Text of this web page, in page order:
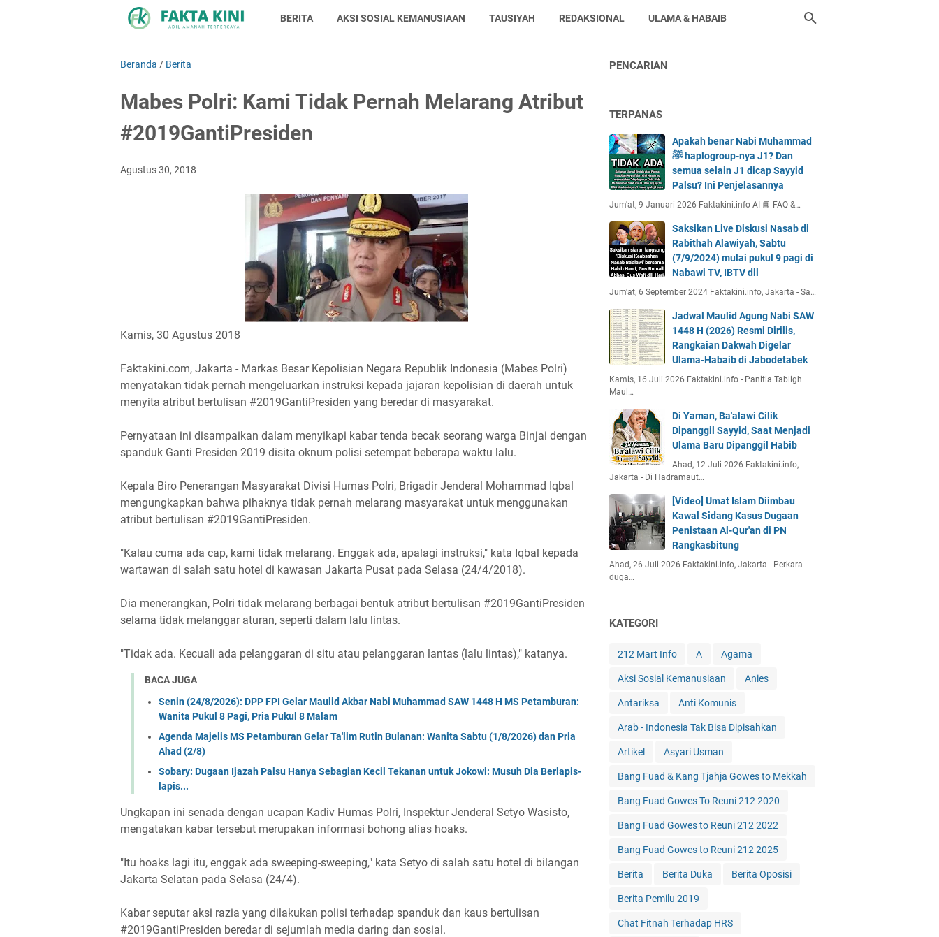
BERITA AKSI SOSIAL KEMANUSIAAN TAUSIYAH REDAKSIONAL ULAMA & HABAIB
Beranda / Berita
Mabes Polri: Kami Tidak Pernah Melarang Atribut
#2019GantiPresiden
Agustus 30, 2018
Kamis, 30 Agustus 2018
Faktakini.com, Jakarta - Markas Besar Kepolisian Negara Republik Indonesia (Mabes Polri)
menyatakan tidak pernah mengeluarkan instruksi kepada jajaran kepolisian di daerah untuk
menyita atribut bertulisan #2019GantiPresiden yang beredar di masyarakat.
Pernyataan ini disampaikan dalam menyikapi kabar tenda becak seorang warga Binjai dengan
spanduk Ganti Presiden 2019 disita oknum polisi setempat beberapa waktu lalu.
Kepala Biro Penerangan Masyarakat Divisi Humas Polri, Brigadir Jenderal Mohammad Iqbal
mengungkapkan bahwa pihaknya tidak pernah melarang masyarakat untuk menggunakan
atribut bertulisan #2019GantiPresiden.
"Kalau cuma ada cap, kami tidak melarang. Enggak ada, apalagi instruksi," kata Iqbal kepada
wartawan di salah satu hotel di kawasan Jakarta Pusat pada Selasa (24/4/2018).
Dia menerangkan, Polri tidak melarang berbagai bentuk atribut bertulisan #2019GantiPresiden
selama tidak melanggar aturan, seperti dalam lalu lintas.
"Tidak ada. Kecuali ada pelanggaran di situ atau pelanggaran lantas (lalu lintas)," katanya.
BACA JUGA
Senin (24/8/2026): DPP FPI Gelar Maulid Akbar Nabi Muhammad SAW 1448 H MS Petamburan:
Wanita Pukul 8 Pagi, Pria Pukul 8 Malam
Agenda Majelis MS Petamburan Gelar Ta'lim Rutin Bulanan: Wanita Sabtu (1/8/2026) dan Pria
Ahad (2/8)
Sobary: Dugaan Ijazah Palsu Hanya Sebagian Kecil Tekanan untuk Jokowi: Musuh Dia Berlapis-
lapis...
Ungkapan ini senada dengan ucapan Kadiv Humas Polri, Inspektur Jenderal Setyo Wasisto,
mengatakan kabar tersebut merupakan informasi bohong alias hoaks.
"Itu hoaks lagi itu, enggak ada sweeping-sweeping," kata Setyo di salah satu hotel di bilangan
Jakarta Selatan pada Selasa (24/4).
Kabar seputar aksi razia yang dilakukan polisi terhadap spanduk dan kaus bertulisan
#2019GantiPresiden beredar di sejumlah media daring dan sosial.
PENCARIAN
TERPANAS
Apakah benar Nabi Muhammad
ﷺ haplogroup-nya J1? Dan
semua selain J1 dicap Sayyid
Palsu? Ini Penjelasannya
Jum'at, 9 Januari 2026 Faktakini.info AI 📘 FAQ &…
Saksikan Live Diskusi Nasab di
Rabithah Alawiyah, Sabtu
(7/9/2024) mulai pukul 9 pagi di
Nabawi TV, IBTV dll
Jum'at, 6 September 2024 Faktakini.info, Jakarta - Sa…
Jadwal Maulid Agung Nabi SAW
1448 H (2026) Resmi Dirilis,
Rangkaian Dakwah Digelar
Ulama-Habaib di Jabodetabek
Kamis, 16 Juli 2026 Faktakini.info - Panitia Tabligh
Maul…
Di Yaman, Ba'alawi Cilik
Dipanggil Sayyid, Saat Menjadi
Ulama Baru Dipanggil Habib
Ahad, 12 Juli 2026 Faktakini.info,
Jakarta - Di Hadramaut…
[Video] Umat Islam Diimbau
Kawal Sidang Kasus Dugaan
Penistaan Al-Qur'an di PN
Rangkasbitung
Ahad, 26 Juli 2026 Faktakini.info, Jakarta - Perkara
duga…
KATEGORI
212 Mart Info A Agama
Aksi Sosial Kemanusiaan Anies
Antariksa Anti Komunis
Arab - Indonesia Tak Bisa Dipisahkan
Artikel Asyari Usman
Bang Fuad & Kang Tjahja Gowes to Mekkah
Bang Fuad Gowes To Reuni 212 2020
Bang Fuad Gowes to Reuni 212 2022
Bang Fuad Gowes to Reuni 212 2025
Berita Berita Duka Berita Oposisi
Berita Pemilu 2019
Chat Fitnah Terhadap HRS